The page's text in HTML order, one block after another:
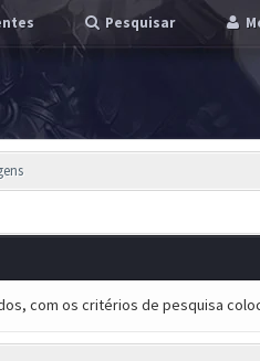
Pesquisar
com os critérios de pesquisa